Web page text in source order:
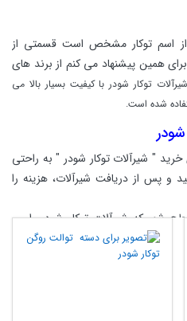
از اسم توکار مشخص است قسمتی از
همین پیشنهاد می کنم از برند های
شیرآلات توکار شودر با کیفیت بسیار بالا می
شده است.
شودر
در سایت کالا118 برای خرید " شیرآلات توکار شودر " به راحتی
و پس از دریافت شیرآلات، هزینه را
شهر که شیرآلات توکار شودر رامی
مشکلات خودش را دارد و شاید چندین
کنید ولی با خرید اینترنتی شیرآلات